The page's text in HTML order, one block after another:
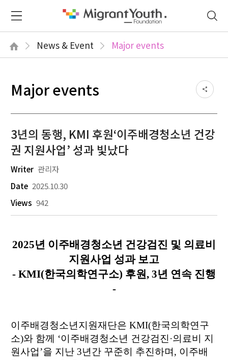
News & Event Major events
Major events
3년의 동행, KMI 후원‘이주배경청소년 건강
권 지원사업’ 성과 빛났다
Writer 관리자
Date 2025.10.30
Views 942
2025년 이주배경청소년 건강검진 및 의료비
지원사업 성과 보고
- KMI(한국의학연구소) 후원, 3년 연속 진행
-
이주배경청소년지원재단은 KMI(한국의학연구
소)와 함께 ‘이주배경청소년 건강검진·의료비 지
원사업’을 지난 3년간 꾸준히 추진하며, 이주배